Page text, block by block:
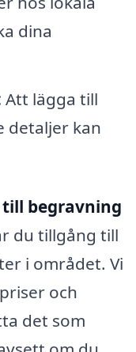
dina
Att lägga till
detaljer kan
begravning
du tillgång till
i området. Vi
och
det som